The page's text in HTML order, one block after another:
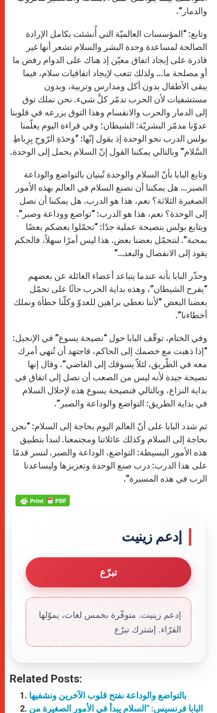
والدمار”.
وتابع: “المؤسسات العالميّة التي أُنشئت بكامل الإرادة
الصالحة لمساعدة وحدة البشر والسلام تشعر أنها غير
قادرة على إيجاد اتفاق معيّن إذ هناك على الدوام رفض ما
أو مصلحة ما… ولذلك تتعب لإيجاد اتفاقيات سلام، فيما
يبقى الأطفال بدون أكل ومدارس وتربية، وبدون
مستشفيات لأن الحرب تدمّر كلَّ شيء. نحن نملك توق
إلى الدمار والحرب والانقسام وهذا التوق يزرعه في قلوبنا
عدوّنا مدمّر البشريّة: الشيطان؛ وفي قراءة اليوم يعلّمنا
بولس الدرب نحو الوحدة إذ يقول إنّها: “وَحدَةِ الرّوحِ بِرِباطِ
السَّلام” وبالتالي يمكننا القول إنّ السلام يحمل إلى الوحدة.
وتابع البابا بأنّ السلام والوحدة تُبنيان بالتواضع والوداعة
الصبر… هل يمكننا أن نصنع السلام في العالم بهذه الأمور
الصغيرة الثلاثة؟ نعم، هذا هو الدرب. هل يمكننا أن نصل
إلى الوحدة؟ نعم، هذا هو الدرب: “تواضع ووداعة وصبر”.
ويتابع بولس بنصيحة عملية جدًا: “تحمّلوا بعضكم بعضًا
بمحبة”. لنتحمّل بعضنا بعض. هذا ليس أمرًا سهلاً، فالحكم
يقود إلى الانفصال والبعد…”
وحذّر البابا بأنه عندما يتباعد أعضاء العائلة عن بعضهم
“يفرح الشيطان”، وهذه بداية الحرب حاثًا على تحمّل
بعضنا البعض “لأننا نعطي براهين للعدوّ وكلّنا خطأة ونملك
أخطاءنا”.
وفي الختام، توقّف البابا حول “نصيحة يسوع” في الإنجيل:
“إذا ذهبت مع خصمك إلى الحاكم، فاجتهد أن تُنهي أمرك
معه في الطّريق، لئلاّ يسوقك إلى القاضي”. وقال إنها
نصيحة جيدة لأنه ليس من الصعب أن نصل إلى اتفاق في
بداية النزاع، وبالتالي فنصيحة يسوع هذه لإحلال السلام
في بداية الطريق: التواضع والوداعة والصبر”.
ثم شدد البابا على أنّ العالم اليوم بحاجة إلى السلام: “نحن
بحاجة إلى السلام وكذلك عائلاتنا ومجتمعنا. لنبدأ بتطبيق
هذه الأمور البسيطة: التواضع، الوداعة والصبر. لنسر قدمًا
على هذا الدرب: درب صنع الوحدة وتعزيزها وليساعدنا
الرب في هذه المسيرة”.
إدعم زينيت
تبرّع
إدعم زينيت. متوفّرة بخمس لغات، يموّلها
القرّاء. إشترك تبرّع
Related Posts:
بالتواضع والوداعة نفتح قلوب الآخرين ونشفيها
البابا فرنسيس: "السلام يبدأ في الأمور الصغيرة من